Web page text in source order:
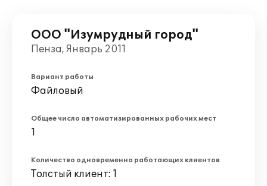
ООО "Изумрудный город"
Пенза, Январь 2011
Вариант работы
Файловый
Общее число автоматизированных рабочих мест
1
Количество одновременно работающих клиентов
Толстый клиент: 1